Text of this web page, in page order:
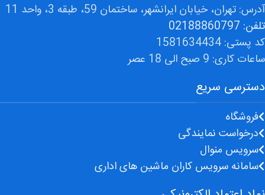
دسترسی سریع
فروشگاه
درخواست نمایندگی
سرویس منوال
سامانه سرویس کاران ماشین های اداری
آدرس: تهران، خیابان ایرانشهر، ساختمان 59، طبقه 3، واحد 11
تلفن: 02188860797
کد پستی: 1581634434
ساعات کاری: 9 صبح الی 18 عصر